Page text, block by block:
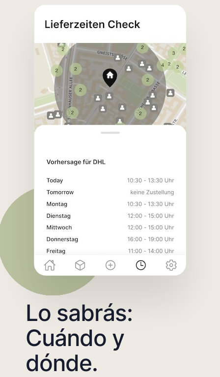
Lo sabrás:
Cuándo y
dónde.